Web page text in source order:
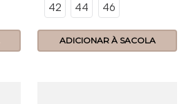
42 44 46
ADICIONAR À SACOLA